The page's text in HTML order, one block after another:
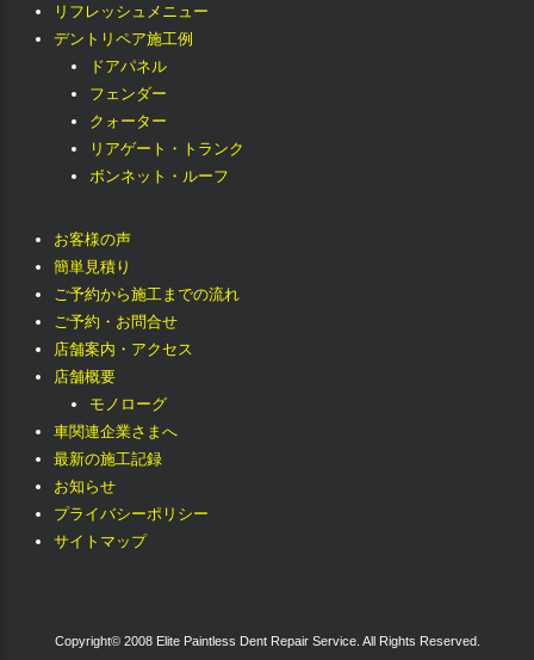
リフレッシュメニュー
デントリペア施工例
ドアパネル
フェンダー
クォーター
リアゲート・トランク
ボンネット・ルーフ
お客様の声
簡単見積り
ご予約から施工までの流れ
ご予約・お問合せ
店舗案内・アクセス
店舗概要
モノローグ
車関連企業さまへ
最新の施工記録
お知らせ
プライバシーポリシー
サイトマップ
Copyright© 2008 Elite Paintless Dent Repair Service. All Rights Reserved.